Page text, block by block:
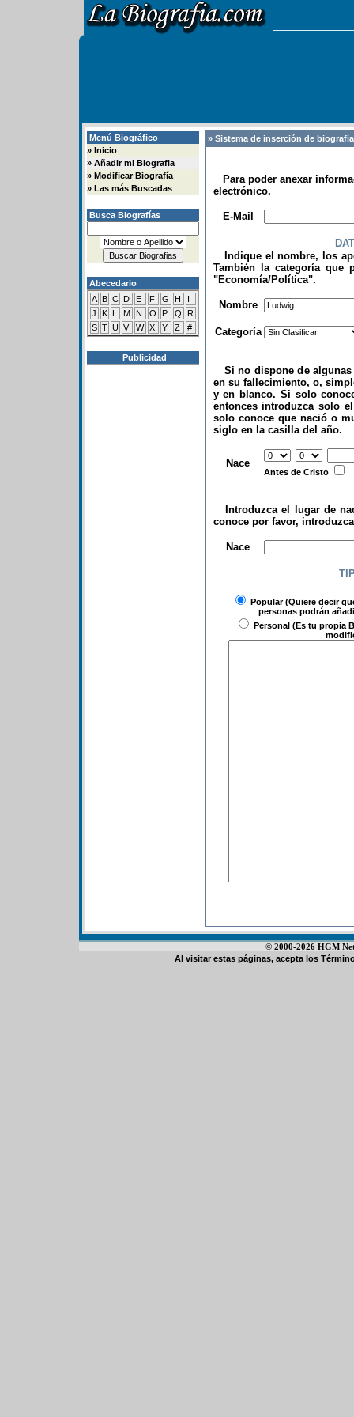
Menú Biográfico
» Inicio
» Añadir mi Biografia
» Modificar Biografía
» Las más Buscadas
Busca Biografías
Abecedario
A B C D E F G H
I
J
K L M N O P Q
R
S T U V W X Y Z #
Publicidad
» Sistema de inserción de
Para poder anexar
electrónico.
E-Mail
Indique el nombre, los
También la categoría que
"Economía/Política".
Nombre
Categoría
Si no dispone de algunas
en su fallecimiento, o,
y en blanco. Si solo
entonces introduzca solo
solo conoce que nació o
siglo en la casilla del año.
Nace
Antes de Cristo
Introduzca el lugar de
conoce por favor,
Nace
Popular(Quiere decir
personas podrán
Personal (Es tu propia
© 2000-2026 HGM
Al visitar estas páginas, acepta los